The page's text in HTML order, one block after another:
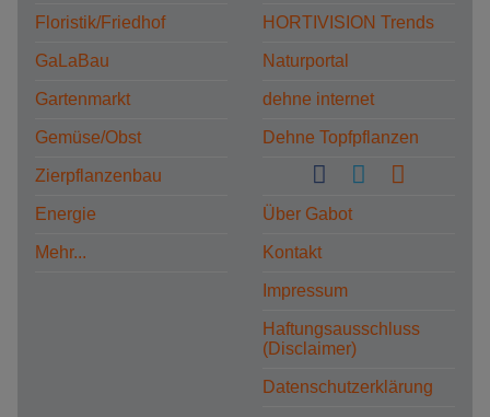
Floristik/Friedhof
GaLaBau
Gartenmarkt
Gemüse/Obst
Zierpflanzenbau
Energie
Mehr...
HORTIVISION Trends
Naturportal
dehne internet
Dehne Topfpflanzen
Über Gabot
Kontakt
Impressum
Haftungsausschluss
(Disclaimer)
Datenschutzerklärung